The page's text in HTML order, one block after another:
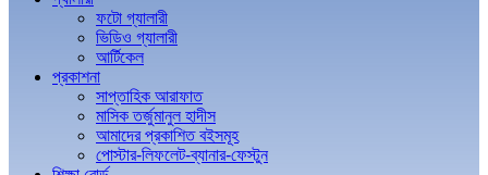
ফটো গ্যালারী
ভিডিও গ্যালারী
আর্টিকেল
প্রকাশনা
সাপ্তাহিক আরাফাত
মাসিক তর্জুমানুল হাদীস
আমাদের প্রকাশিত বইসমূহ
পোস্টার-লিফলেট-ব্যানার-ফেস্টুন